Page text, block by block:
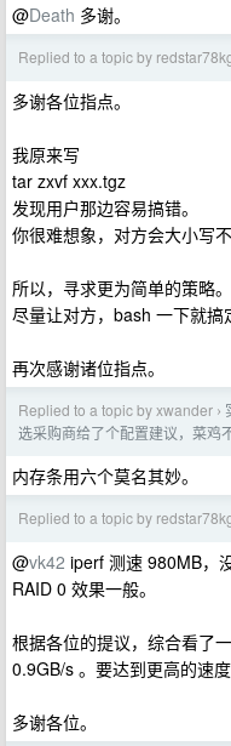
@Death 多谢。
Replied to a topic by
多谢各位指点。
我原来写
tar zxvf xxx.tgz
发现用户那边容易搞错。
你很难想象，对方会大小写
所以，寻求更为简单的策略。
尽量让对方，bash 一下就搞
再次感谢诸位指点。
Replied to a topic by xwander ›
选采购商给了个配置建议，菜鸡
内存条用六个莫名其妙。
Replied to a topic by
@vk42 iperf 测速 980MB，
RAID 0 效果一般。
根据各位的提议，综合看了
0.9GB/s 。要达到更高的速度
多谢各位。